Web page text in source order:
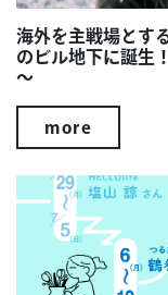
海外を主戦場とす
のビル地下に誕生
～
more